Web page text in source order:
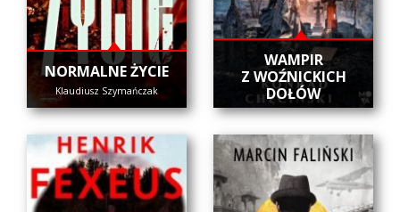
NORMALNE ŻYCIE
Klaudiusz Szymańczak
WAMPIR
Z WOŹNICKICH
DOŁÓW